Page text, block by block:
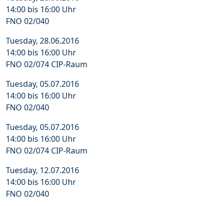
14:00 bis 16:00 Uhr
FNO 02/040
Tuesday, 28.06.2016
14:00 bis 16:00 Uhr
FNO 02/074 CIP-Raum
Tuesday, 05.07.2016
14:00 bis 16:00 Uhr
FNO 02/040
Tuesday, 05.07.2016
14:00 bis 16:00 Uhr
FNO 02/074 CIP-Raum
Tuesday, 12.07.2016
14:00 bis 16:00 Uhr
FNO 02/040